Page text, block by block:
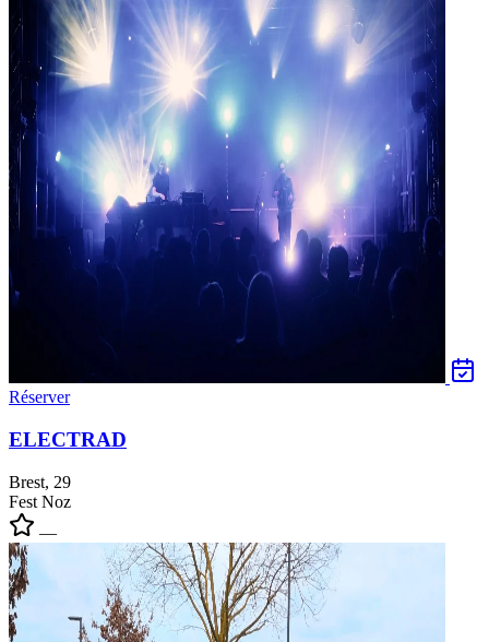
Réserver
ELECTRAD
Brest, 29
Fest Noz
—